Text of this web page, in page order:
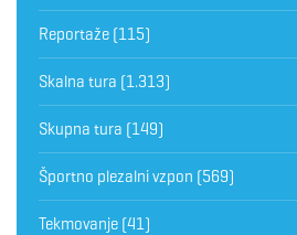
Reportaže (115)
Skalna tura (1.313)
Skupna tura (149)
Športno plezalni vzpon (569)
Tekmovanje (41)